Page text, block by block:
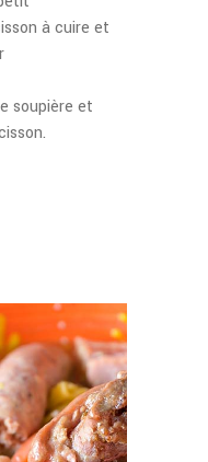
à cuire et
soupière et